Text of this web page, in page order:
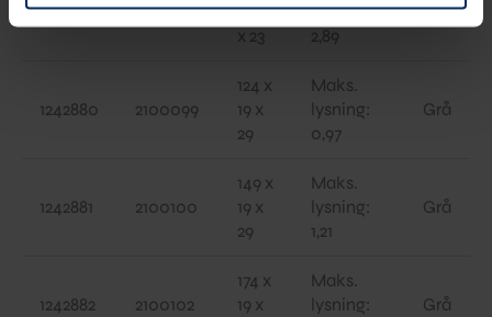
1242879 2100098
x 19
x 23
lysning:
2,89
Grå
1242880 2100099
124 x
19 x
29
Maks.
lysning:
0,97
Grå
1242881 2100100
149 x
19 x
29
Maks.
lysning:
1,21
Grå
1242882 2100102
174 x
19 x
Maks.
lysning:
Grå